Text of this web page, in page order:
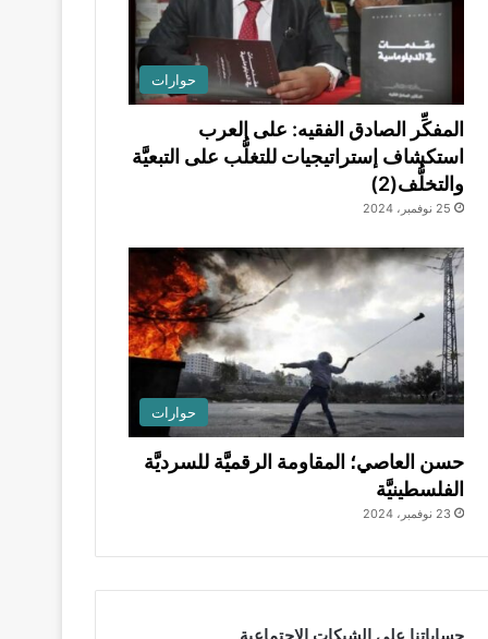
حوارات
المفكِّر الصادق الفقيه: على العرب
استكشاف إستراتيجيات للتغلُّب على التبعيَّة
والتخلُّف(2)
25 نوفمبر، 2024
حوارات
حسن العاصي؛ المقاومة الرقميَّة للسرديَّة
الفلسطينيَّة
23 نوفمبر، 2024